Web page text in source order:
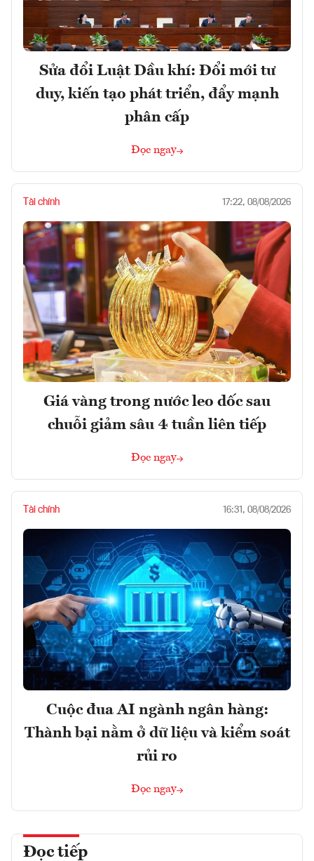
Sửa đổi Luật Dầu khí: Đổi mới tư
duy, kiến tạo phát triển, đẩy mạnh
phân cấp
Đọc ngay
Tài chính 17:22, 08/08/2026
Giá vàng trong nước leo dốc sau
chuỗi giảm sâu 4 tuần liên tiếp
Đọc ngay
Tài chính 16:31, 08/08/2026
Cuộc đua AI ngành ngân hàng:
Thành bại nằm ở dữ liệu và kiểm soát
rủi ro
Đọc ngay
Đọc tiếp